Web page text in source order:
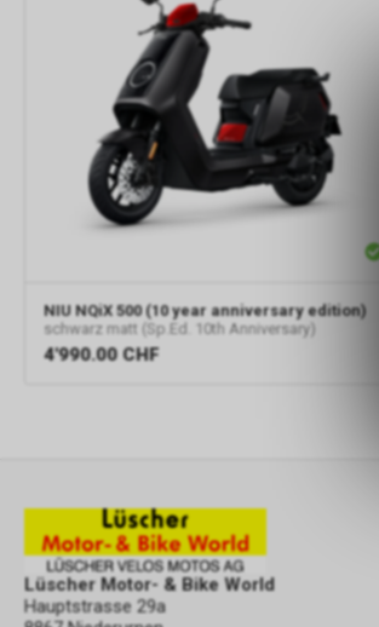
NIU NQiX 500 (10 year anniversary edition)
schwarz matt (Sp.Ed. 10th Anniversary)
4'990.00 CHF
Lüscher Motor- & Bike World
Hauptstrasse 29a